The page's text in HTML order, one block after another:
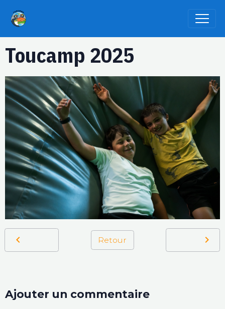
Toucamp 2025
Retour
Ajouter un commentaire